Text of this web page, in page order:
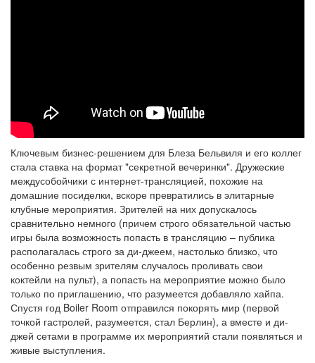
Ключевым бизнес-решением для Блеза Бельвиля и его коллег
стала ставка на формат "секретной вечеринки". Дружеские
междусобойчики с интернет-трансляцией, похожие на
домашние посиделки, вскоре превратились в элитарные
клубные мероприятия. Зрителей на них допускалось
сравнительно немного (причем строго обязательной частью
игры была возможность попасть в трансляцию – публика
располагалась строго за ди-джеем, настолько близко, что
особенно резвым зрителям случалось проливать свои
коктейли на пульт), а попасть на мероприятие можно было
только по приглашению, что разумеется добавляло хайпа.
Спустя год Boiler Room отправился покорять мир (первой
точкой гастролей, разумеется, стал Берлин), а вместе и ди-
джей сетами в программе их мероприятий стали появляться и
живые выступления.